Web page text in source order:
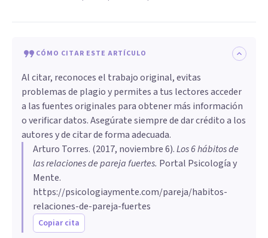
CÓMO CITAR ESTE ARTÍCULO
Al citar, reconoces el trabajo original, evitas
problemas de plagio y permites a tus lectores acceder
a las fuentes originales para obtener más información
o verificar datos. Asegúrate siempre de dar crédito a los
autores y de citar de forma adecuada.
Arturo Torres. (2017, noviembre 6).Los 6 hábitos de
las relaciones de pareja fuertes. Portal Psicología y
Mente.
https://psicologiaymente.com/pareja/habitos-
relaciones-de-pareja-fuertes
Copiar cita